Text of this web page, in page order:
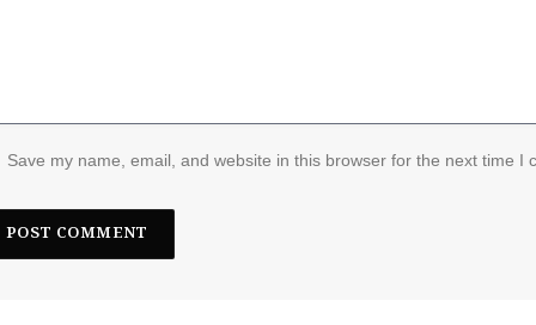
Save my name, email, and website in this browser for the next time I